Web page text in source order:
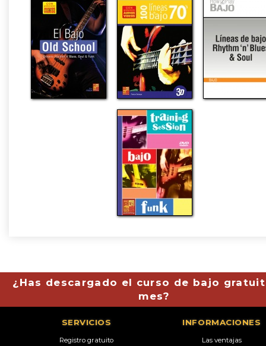
¿Has descargado el curso de bajo
mes?
SERVICIOS
Registro gratuito
INFORMACIONES
Las ventajas